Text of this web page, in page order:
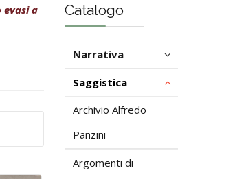
evasi a
Catalogo
Narrativa
Saggistica
Archivio Alfredo
Panzini
Argomenti di